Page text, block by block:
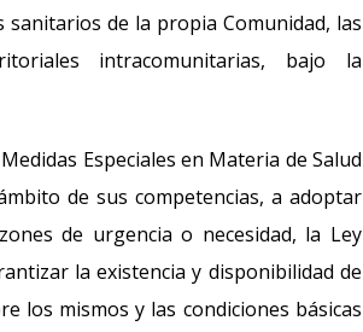
de la propia Comunidad, las
intracomunitarias, bajo la
Especiales en Materia de Salud
de sus competencias, a adoptar
de urgencia o necesidad, la Ley
la existencia y disponibilidad de
los mismos y las condiciones básicas